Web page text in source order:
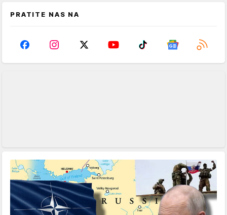
PRATITE NAS NA